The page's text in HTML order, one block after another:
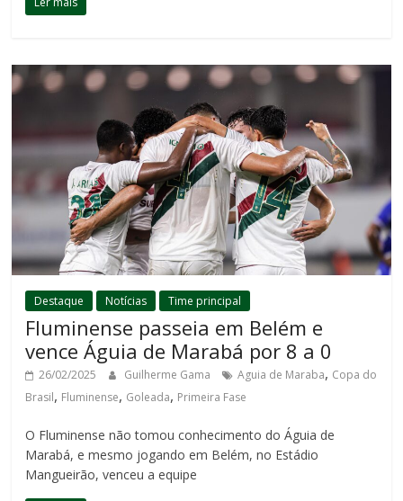
Destaque Notícias Time principal
Fluminense passeia em Belém e
vence Águia de Marabá por 8 a 0
26/02/2025 Guilherme Gama Aguia de Maraba, Copa do
Brasil, Fluminense, Goleada, Primeira Fase
O Fluminense não tomou conhecimento do Águia de
Marabá, e mesmo jogando em Belém, no Estádio
Mangueirão, venceu a equipe